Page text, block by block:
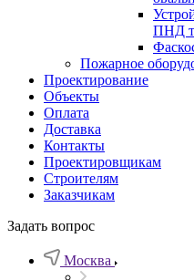
ПНД
Пожарное
Проектирование
Объекты
Оплата
Доставка
Контакты
Проектировщикам
Строителям
Заказчикам
Задать вопрос
Москва